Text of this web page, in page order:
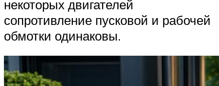
некоторых двигателей
сопротивление пусковой и рабочей
обмотки одинаковы.